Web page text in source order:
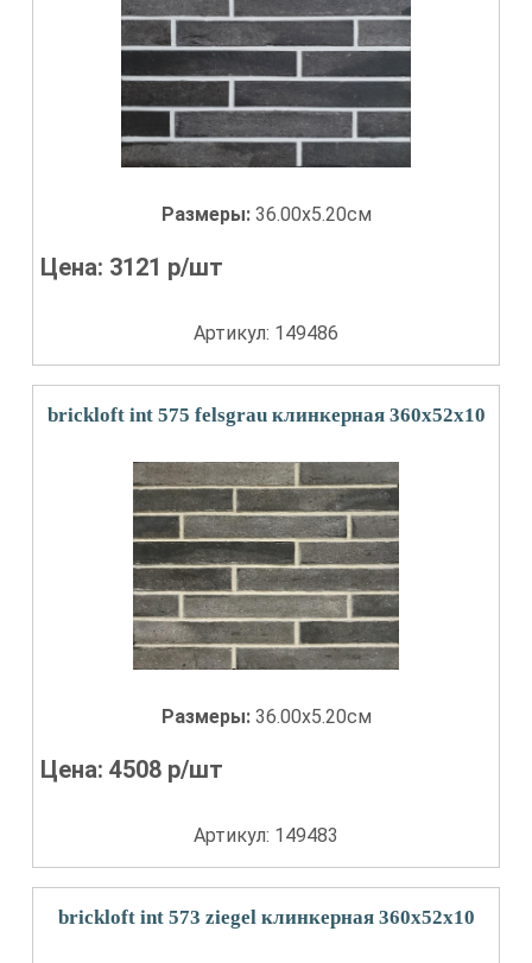
Размеры: 36.00x5.20см
Цена: 3121 р/шт
Артикул: 149486
brickloft int 575 felsgrau клинкерная 360х52х10
Размеры: 36.00x5.20см
Цена:4508 р/шт
Артикул: 149483
brickloft int 573 ziegel клинкерная 360х52х10